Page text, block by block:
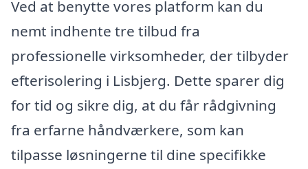
Ved at benytte vores platform kan du
nemt indhente tre tilbud fra
professionelle virksomheder, der tilbyder
efterisolering i Lisbjerg. Dette sparer dig
for tid og sikre dig, at du får rådgivning
fra erfarne håndværkere, som kan
tilpasse løsningerne til dine specifikke